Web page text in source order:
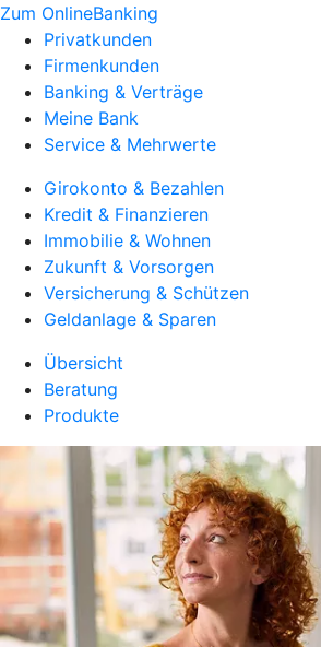
Zum OnlineBanking
Privatkunden
Firmenkunden
Banking & Verträge
Meine Bank
Service & Mehrwerte
Girokonto & Bezahlen
Kredit & Finanzieren
Immobilie & Wohnen
Zukunft & Vorsorgen
Versicherung & Schützen
Geldanlage & Sparen
Übersicht
Beratung
Produkte